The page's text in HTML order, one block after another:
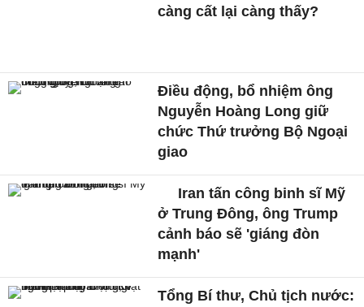
càng cất lại càng thấy?
Điều động, bổ nhiệm ông
Nguyễn Hoàng Long giữ
chức Thứ trưởng Bộ Ngoại
giao
Iran tấn công binh sĩ Mỹ
ở Trung Đông, ông Trump
cảnh báo sẽ 'giáng đòn
mạnh'
Tổng Bí thư, Chủ tịch nước: